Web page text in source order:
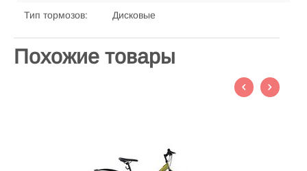
Тип тормозов: Дисковые
Похожие товары